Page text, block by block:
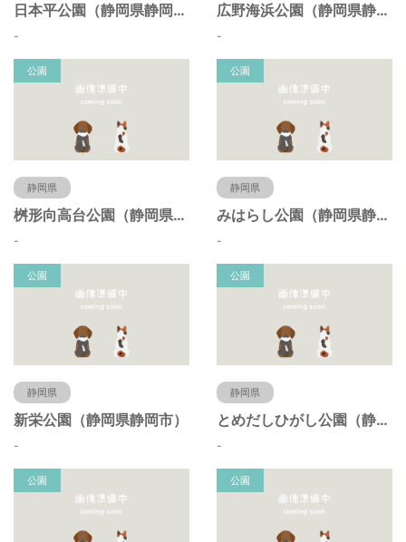
日本平公園（静岡県静岡市）
-
広野海浜公園（静岡県静岡市）
-
公園
静岡県
桝形向高台公園（静岡県静岡市）
-
公園
静岡県
みはらし公園（静岡県静岡市）
-
公園
静岡県
新栄公園（静岡県静岡市）
-
公園
静岡県
とめだしひがし公園（静岡県静岡市）
-
公園 公園